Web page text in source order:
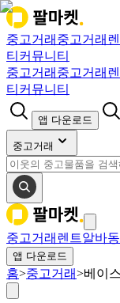
중고거래 중고거래
티 커뮤니티
중고거래 중고거래
티 커뮤니티
앱 다운로드
중고거래
중고거래 렌트알바
앱 다운로드
홈>중고거래>베이